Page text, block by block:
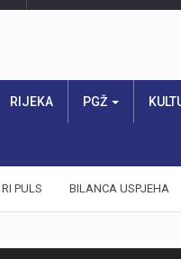
RIJEKA PGŽ
RI PULS BILANCA USPJEHA